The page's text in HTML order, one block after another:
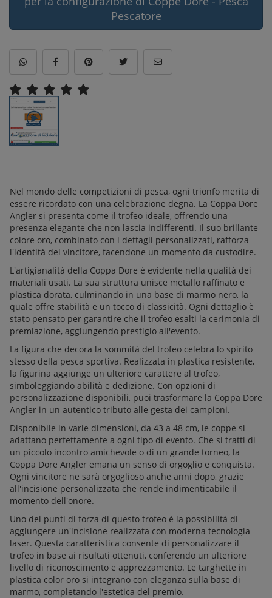
Pescatore
Nel mondo delle competizioni di pesca, ogni trionfo merita di
essere ricordato con una celebrazione degna. La Coppa Dore
Angler si presenta come il trofeo ideale, offrendo una
presenza elegante che non lascia indifferenti. Il suo brillante
colore oro, combinato con i dettagli personalizzati, rafforza
l'identità del vincitore, facendone un momento da custodire.
L'artigianalità della Coppa Dore è evidente nella qualità dei
materiali usati. La sua struttura unisce metallo raffinato e
plastica dorata, culminando in una base di marmo nero, la
quale offre stabilità e un tocco di classicità. Ogni dettaglio è
stato pensato per garantire che il trofeo esalti la cerimonia di
premiazione, aggiungendo prestigio all'evento.
La figura che decora la sommità del trofeo celebra lo spirito
stesso della pesca sportiva. Realizzata in plastica resistente,
la figurina aggiunge un ulteriore carattere al trofeo,
simboleggiando abilità e dedizione. Con opzioni di
personalizzazione disponibili, puoi trasformare la Coppa Dore
Angler in un autentico tributo alle gesta dei campioni.
Disponibile in varie dimensioni, da 43 a 48 cm, le coppe si
adattano perfettamente a ogni tipo di evento. Che si tratti di
un piccolo incontro amichevole o di un grande torneo, la
Coppa Dore Angler emana un senso di orgoglio e conquista.
Ogni vincitore ne sarà orgoglioso anche anni dopo, grazie
all'incisione personalizzata che rende indimenticabile il
momento dell'onore.
Uno dei punti di forza di questo trofeo è la possibilità di
aggiungere un'incisione realizzata con moderna tecnologia
laser. Questa caratteristica consente di personalizzare il
trofeo in base ai risultati ottenuti, conferendo un ulteriore
livello di riconoscimento e apprezzamento. Le targhette in
plastica color oro si integrano con eleganza sulla base di
marmo, completando l'estetica del premio.